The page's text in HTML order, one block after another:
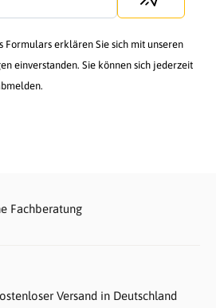
Formulars erklären Sie sich mit unseren
einverstanden. Sie können sich jederzeit
Fachberatung
Versand in Deutschland